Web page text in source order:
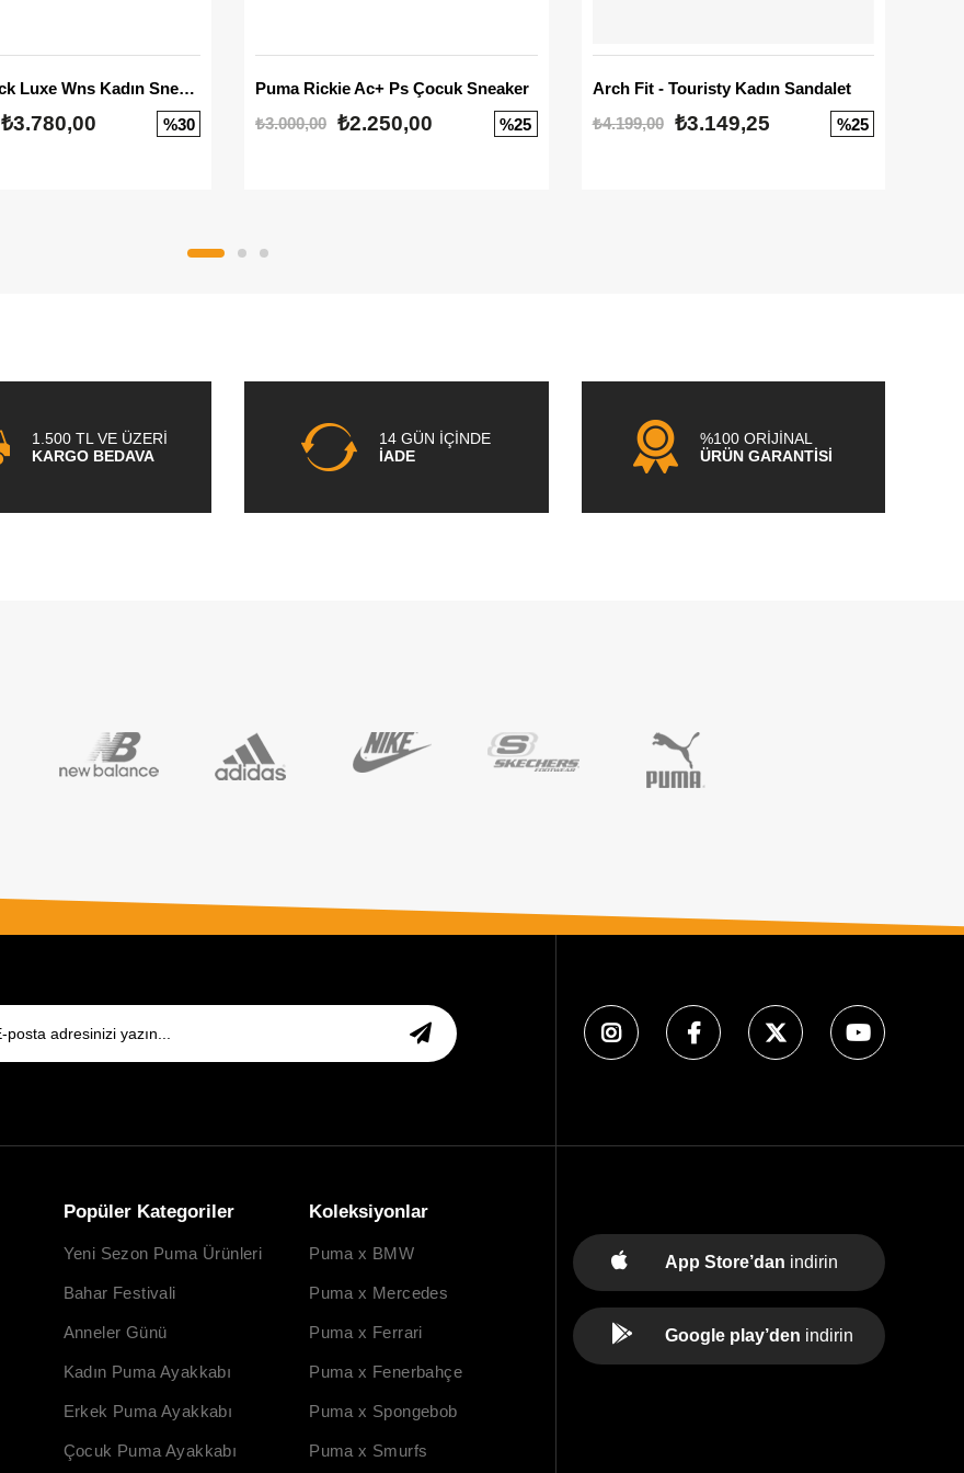
Mayze Stack Luxe Wns Kadın Sneaker
₺3.780,00 %30
Puma Rickie Ac+ Ps Çocuk Sneaker
₺3.000,00 ₺2.250,00 %25
Arch Fit - Touristy Kadın Sandalet
₺4.199,00
₺3.149,25 %25
1.500 TL VE ÜZERİ
KARGO BEDAVA
14 GÜN İÇİNDE
İADE
%100 ORİJİNAL
ÜRÜN GARANTİSİ
Popüler Kategoriler
Yeni Sezon Puma Ürünleri
Bahar Festivali
Anneler Günü
Kadın Puma Ayakkabı
Erkek Puma Ayakkabı
Çocuk Puma Ayakkabı
Koleksiyonlar
Puma x BMW
Puma x Mercedes
Puma x Ferrari
Puma x Fenerbahçe
Puma x Spongebob
Puma x Smurfs
App Store’dan indirin
Google play’den indirin